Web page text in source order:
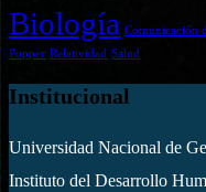
Biología Comunicación
Popper Relatividad Salud
Institucional
Universidad Nacional de
Instituto del Desarrollo